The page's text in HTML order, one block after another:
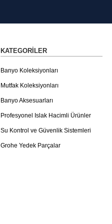
KATEGORILER
Banyo Koleksiyonları
Mutfak Koleksiyonları
Banyo Aksesuarları
Profesyonel Islak Hacimli Ürünler
Su Kontrol ve Güvenlik Sistemleri
Grohe Yedek Parçalar